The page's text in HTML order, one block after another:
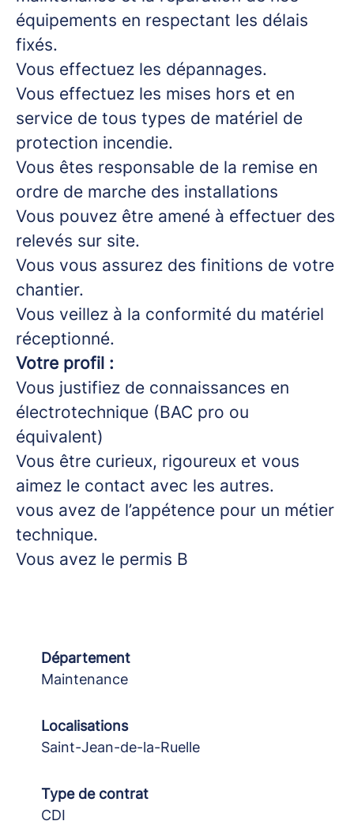
équipements en respectant les délais
fixés.
Vous effectuez les dépannages.
Vous effectuez les mises hors et en
service de tous types de matériel de
protection incendie.
Vous êtes responsable de la remise en
ordre de marche des installations
Vous pouvez être amené à effectuer des
relevés sur site.
Vous vous assurez des finitions de votre
chantier.
Vous veillez à la conformité du matériel
réceptionné.
Votre profil :
Vous justifiez de connaissances en
électrotechnique (BAC pro ou
équivalent)
Vous être curieux, rigoureux et vous
aimez le contact avec les autres.
vous avez de l’appétence pour un métier
technique.
Vous avez le permis B
Département
Maintenance
Localisations
Saint-Jean-de-la-Ruelle
Type de contrat
CDI